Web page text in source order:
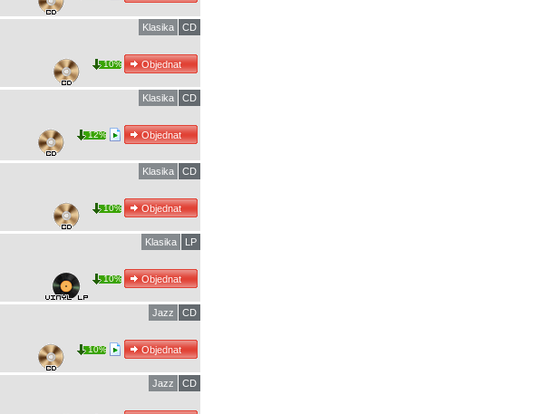
CD
Klasika
10%
CD
Klasika
12%
CD
Klasika
10%
LP
Klasika
10%
CD
Jazz
10%
CD
Jazz